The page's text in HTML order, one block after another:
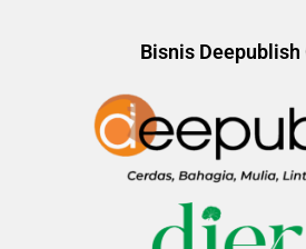
Bisnis Deepublish